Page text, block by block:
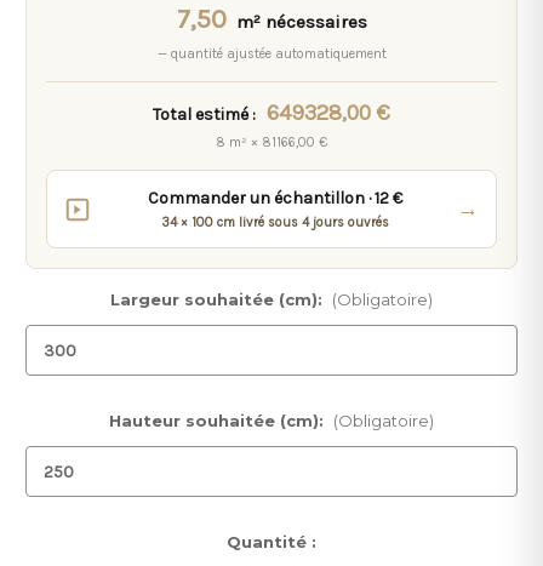
7,50 m² nécessaires
— quantité ajustée automatiquement
Total estimé : 649328,00 €
8 m² × 81166,00 €
Commander un échantillon · 12 €
34 × 100 cm livré sous 4 jours ouvrés
→
Largeur souhaitée (cm): (Obligatoire)
Hauteur souhaitée (cm): (Obligatoire)
Quantité :